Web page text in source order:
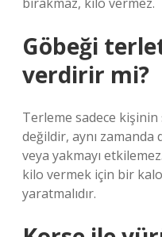
Göbeği
verdirir mi?
Terleme sadece kişinin
değildir, aynı zamanda
veya yakmayı
kilo vermek için bir
yaratmalıdır.